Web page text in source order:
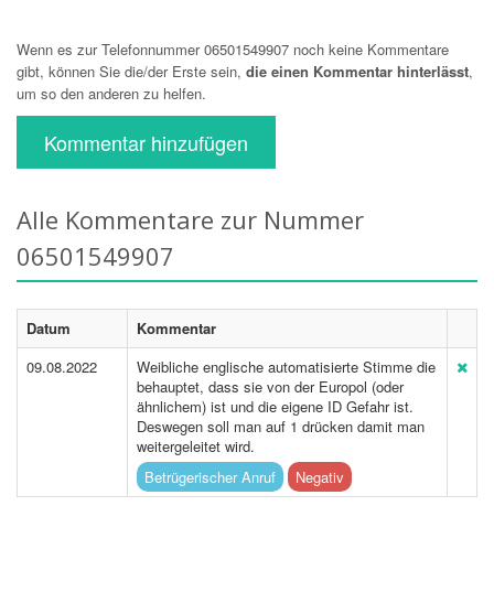
Wenn es zur Telefonnummer 06501549907 noch keine Kommentare
gibt, können Sie die/der Erste sein, die einen Kommentar hinterlässt,
um so den anderen zu helfen.
Kommentar hinzufügen
Alle Kommentare zur Nummer
06501549907
Datum
Kommentar
09.08.2022
Weibliche englische automatisierte Stimme die
behauptet, dass sie von der Europol (oder
ähnlichem) ist und die eigene ID Gefahr ist.
Deswegen soll man auf 1 drücken damit man
weitergeleitet wird.
Betrügerischer Anruf
Negativ